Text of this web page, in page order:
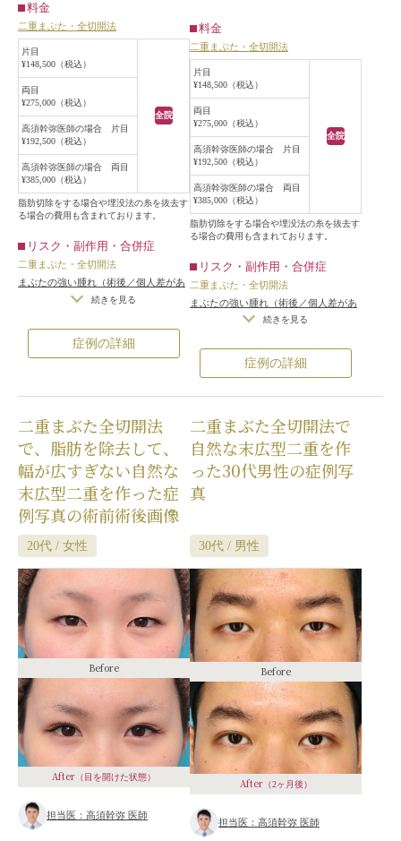
の幅が見えて、奥二重のようになる
のは嫌」
「内側（目頭側）に二重のラインが
入り込むのは嫌」
「元に戻るのは嫌なので、埋没法で
はなく、切開法でしたい」
ということでしたので、目を開けた
状態で二重の幅が見えて、二重のラ
インがやや蒙古襞を乗り越えて、目
頭側に入り込まないように重瞼棒で
デザインし、二重まぶた全切開法に
準じて手術しました。
最小限の眼輪筋、瞼板前結合組織を
切除し、内部処理を行うことにより
二重のラインを作成しました。
皮膚やROOFは切除しませんでし
術後は、二重のラインが蒙古襞のや
や上を乗り越えるようにデザインし
また、目を開けた状態で、奥二重の
ようにならず、ちゃんと目頭側から
目尻側まで二重のラインの見える二
重になりました。
料金
二重まぶた・全切開法
片目
¥148,500（税込）
全院
両目
¥275,000（税込）
高須幹弥医師の場合 片目
¥192,500（税込）
高須幹弥医師の場合 両目
¥385,000（税込）
脂肪切除をする場合や埋没法の糸を抜去す
る場合の費用も含まれております。
リスク・副作用・合併症
二重まぶた・全切開法
まぶたの強い腫れ（術後／個人差があ
内出血（術後）/
不自然な二重（無理に二重の幅を広
/仕上がりのわずかな左右
がとれる可能性 / 手術後の血腫
続きを見る
症例の詳細
が予想されました。
そのことを患者様に話すと、「派手
なアイメイクをしたときに目が大き
く見えれば良く、すっぴんの顔は他
人に見せないので、大丈夫です」と
いうことでした。
手術は、目を閉じた状態で、約
12mmの位置で全切開し、少し眼窩
内脂肪を切除しました。
幅の広い二重を維持するためと、将
来、幅を狭く修正できるように、皮
膚の切除はしませんでした。
術後は目を開けた状態で約4mm二重
の幅が見える平行型二重になり、し
っかりとアイラインを引いても、十
分に二重の幅が見えるようになりま
料金
二重まぶた・全切開法
片目
¥148,500（税込）
全院
両目
¥275,000（税込）
高須幹弥医師の場合 片目
¥192,500（税込）
高須幹弥医師の場合 両目
¥385,000（税込）
脂肪切除をする場合や埋没法の糸を抜去す
る場合の費用も含まれております。
リスク・副作用・合併症
二重まぶた・全切開法
まぶたの強い腫れ（術後／個人差があ
内出血（術後）/
不自然な二重（無理に二重の幅を広
/仕上がりのわずかな左右
ないことがある/
二重のラインの癒着
がとれる可能性
手術後の血腫
続きを見る
症例の詳細
二重まぶた全切開法
で、脂肪を除去して、
幅が広すぎない自然な
末広型二重を作った症
例写真の術前術後画像
20代 / 女性
Before
After （目を開けた状態）
担当医：高須幹弥 医師
二重まぶた全切開法で
自然な末広型二重を作
った30代男性の症例写
真
30代 / 男性
Before
After（2ヶ月後）
担当医：高須幹弥 医師